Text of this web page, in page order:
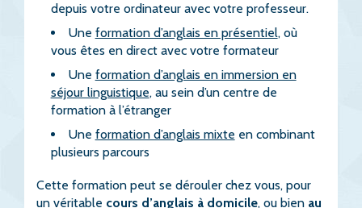
depuis votre ordinateur avec votre professeur.
Une formation d’anglais en présentiel, où
vous êtes en direct avec votre formateur
Une formation d’anglais en immersion en
séjour linguistique, au sein d’un centre de
formation à l’étranger
Une formation d’anglais mixte en combinant
plusieurs parcours
Cette formation peut se dérouler chez vous, pour
un véritable cours d’anglais à domicile, ou bien au